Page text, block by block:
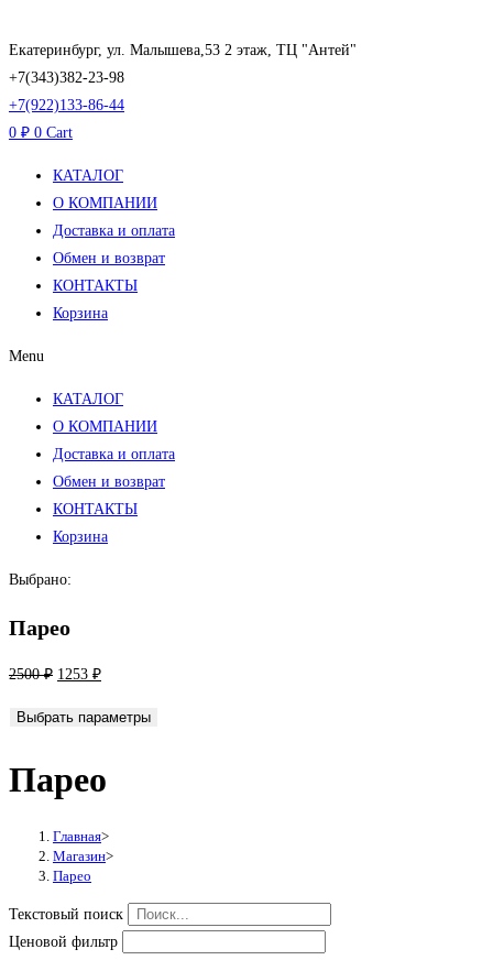
к
содержимому
Екатеринбург, ул. Малышева,53 2 этаж, ТЦ "Антей"
+7(343)382-23-98
+7(922)133-86-44
0 ₽ 0 Cart
КАТАЛОГ
О КОМПАНИИ
Доставка и оплата
Обмен и возврат
КОНТАКТЫ
Корзина
Menu
КАТАЛОГ
О КОМПАНИИ
Доставка и оплата
Обмен и возврат
КОНТАКТЫ
Корзина
Выбрано:
Парео
2500₽ Первоначальная
составляла
1253 ₽Текущая
1253 ₽.
Выбрать параметры
Парео
Главная>
Магазин>
Парео
Текстовый поиск
Ценовой фильтр